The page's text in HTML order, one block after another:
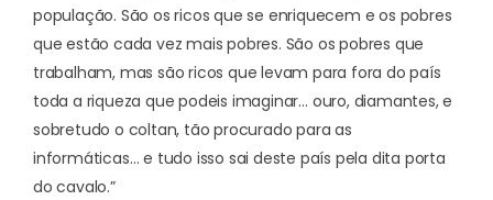
população. São os ricos que se enriquecem e os pobres
que estão cada vez mais pobres. São os pobres que
trabalham, mas são ricos que levam para fora do país
toda a riqueza que podeis imaginar… ouro, diamantes, e
sobretudo o coltan, tão procurado para as
informáticas… e tudo isso sai deste país pela dita porta
do cavalo.”